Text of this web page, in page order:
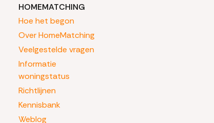
HOMEMATCHING
Hoe het begon
Over HomeMatching
Veelgestelde vragen
Informatie
woningstatus
Richtlijnen
Kennisbank
Weblog